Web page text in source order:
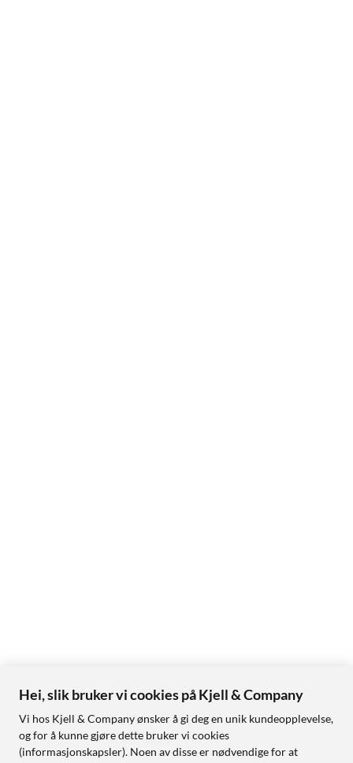
Hei, slik bruker vi cookies på Kjell & Company
Vi hos Kjell & Company ønsker å gi deg en unik kundeopplevelse,
og for å kunne gjøre dette bruker vi cookies
(informasjonskapsler). Noen av disse er nødvendige for at